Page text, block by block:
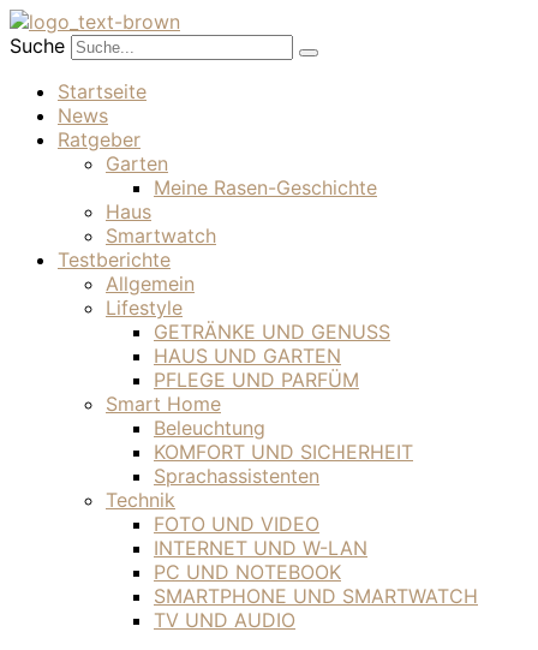
Suche
Startseite
News
Ratgeber
Garten
Meine Rasen-Geschichte
Haus
Smartwatch
Testberichte
Allgemein
Lifestyle
GETRÄNKE UND GENUSS
HAUS UND GARTEN
PFLEGE UND PARFÜM
Smart Home
Beleuchtung
KOMFORT UND SICHERHEIT
Sprachassistenten
Technik
FOTO UND VIDEO
INTERNET UND W-LAN
PC UND NOTEBOOK
SMARTPHONE UND SMARTWATCH
TV UND AUDIO